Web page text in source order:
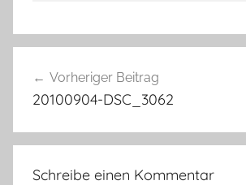
Vorheriger Beitrag
20100904-DSC_3062
Schreibe einen Kommentar